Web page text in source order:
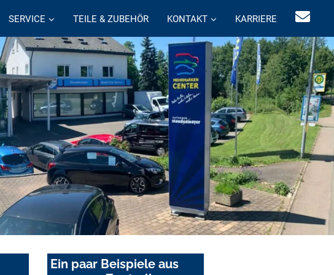
SERVICE TEILE & ZUBEHÖR KONTAKT KARRIERE
Ein paar Beispiele aus